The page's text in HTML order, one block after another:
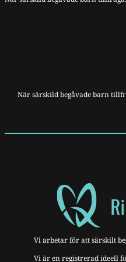
När särskild begåvade barn
Vi arbetar för att särskilt
Vi är en registrerad ideell